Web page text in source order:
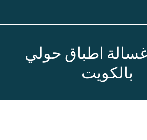
اطباق حولي
بالكويت